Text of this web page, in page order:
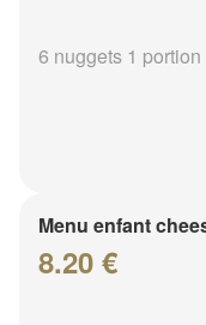
6 nuggets 1
Menu enfant
8.20 €